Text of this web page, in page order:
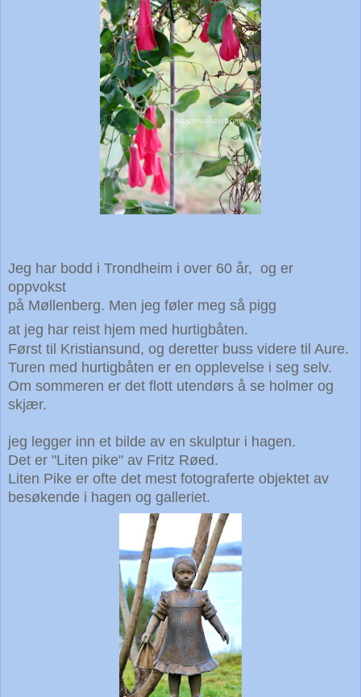
Jeg har bodd i Trondheim i over 60 år, og er
oppvokst
på Møllenberg. Men jeg føler meg så pigg
at jeg har reist hjem med hurtigbåten.
Først til Kristiansund, og deretter buss videre til Aure.
Turen med hurtigbåten er en opplevelse i seg selv.
Om sommeren er det flott utendørs å se holmer og
skjær.
jeg legger inn et bilde av en skulptur i hagen.
Det er "Liten pike" av Fritz Røed.
Liten Pike er ofte det mest fotograferte objektet av
besøkende i hagen og galleriet.